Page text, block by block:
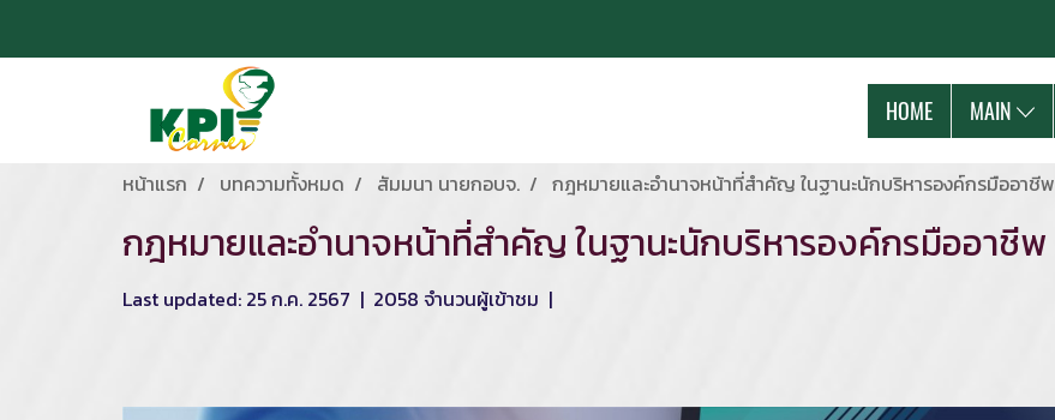
HOME MAIN
หน้าแรก บทความทั้งหมด สัมมนา นายกอบจ. กฎหมายและอำนาจหน้าที่สำคัญ ในฐานะนักบริหารองค์กรมืออาชีพ
กฎหมายและอำนาจหน้าที่สำคัญ ในฐานะนักบริหารองค์กรมืออาชีพ
Last updated: 25 ก.ค. 2567 | 2058 จำนวนผู้เข้าชม |